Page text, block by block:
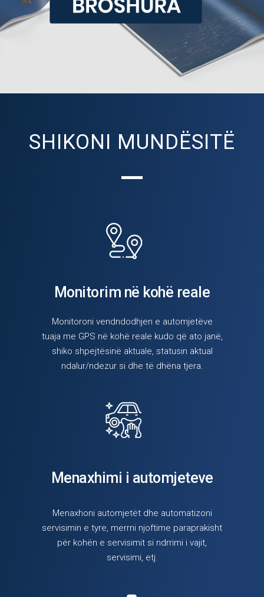
SHIKONI MUNDËSITË
Monitorim në kohë reale
Monitoroni vendndodhjen e automjetëve
tuaja me GPS në kohë reale kudo që ato janë,
shiko shpejtësinë aktuale, statusin aktual
ndalur/ndezur si dhe të dhëna tjera.
Menaxhimi i automjeteve
Menaxhoni automjetët dhe automatizoni
servisimin e tyre, merrni njoftime paraprakisht
për kohën e servisimit si ndrrimi i vajit,
servisimi, etj.